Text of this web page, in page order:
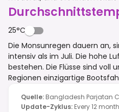
25°C
Die Monsunregen dauern an,
intensiv als im Juli. Die hohe
bestehen. Die Flüsse sind voll
Regionen einzigartige
Quelle: Bangladesh Parjatan
Update-Zyklus: Every 12